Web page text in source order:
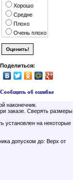
Хорошо
Средне
Плохо
Очень плохо
Поделиться:
Сообщить об ошибке
наконечник.
заказе. Сверять размеры
установлен на некоторые
допуском до: Верх от